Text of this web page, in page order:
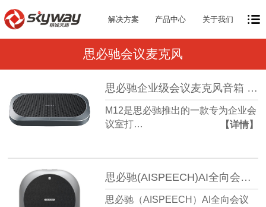
解决方案 产品中心 关于我们
思必驰会议麦克风
思必驰企业级会议麦克风音箱 M12
M12是思必驰推出的一款专为企业会
议室打…
【详情】
思必驰(AISPEECH)AI全向会议麦克风M6，全向+定向拾音，60㎡中型会议室
思必驰（AISPEECH）AI全向会议